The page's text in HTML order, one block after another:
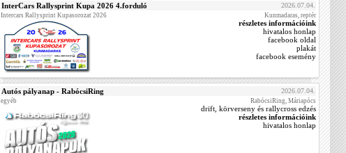
InterCars Rallysprint Kupa 2026 4.forduló 2026.07.04.
Intercars Rallysprint Kupasorozat 2026 Kunmadaras, reptér
részletes információink
hivatalos honlap
facebook oldal
plakát
facebook esemény
Autós pályanap - RabócsiRing 2026.07.04.
egyéb RabócsiRing, Máriapócs
drift, körverseny és rallycross edzés
részletes információink
hivatalos honlap